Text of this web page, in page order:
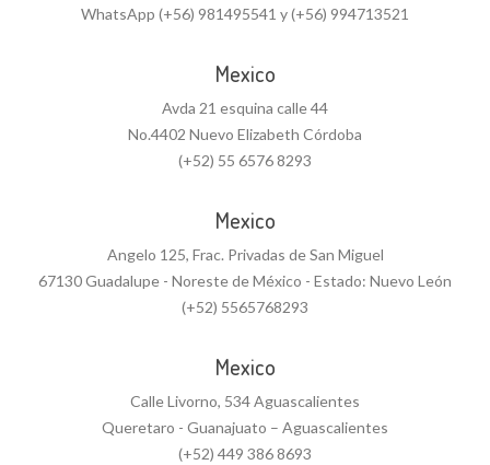
WhatsApp (+56) 981495541 y (+56) 994713521
Mexico
Avda 21 esquina calle 44
No.4402 Nuevo Elizabeth Córdoba
(+52) 55 6576 8293
Mexico
Angelo 125, Frac. Privadas de San Miguel
67130 Guadalupe - Noreste de México - Estado: Nuevo León
(+52) 5565768293
Mexico
Calle Livorno, 534 Aguascalientes
Queretaro - Guanajuato – Aguascalientes
(+52) 449 386 8693